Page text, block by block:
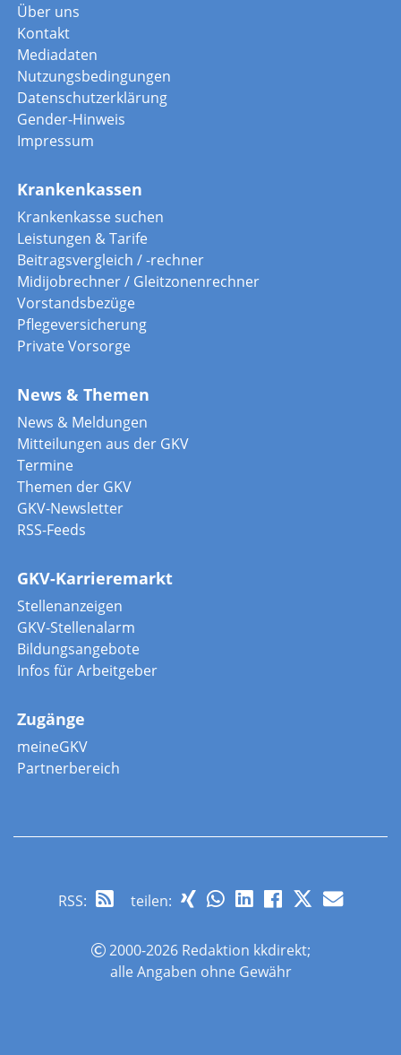
Über uns
Kontakt
Mediadaten
Nutzungsbedingungen
Datenschutzerklärung
Gender-Hinweis
Impressum
Krankenkassen
Krankenkasse suchen
Leistungen & Tarife
Beitragsvergleich / -rechner
Midijobrechner / Gleitzonenrechner
Vorstandsbezüge
Pflegeversicherung
Private Vorsorge
News & Themen
News & Meldungen
Mitteilungen aus der GKV
Termine
Themen der GKV
GKV-Newsletter
RSS-Feeds
GKV-Karrieremarkt
Stellenanzeigen
GKV-Stellenalarm
Bildungsangebote
Infos für Arbeitgeber
Zugänge
meineGKV
Partnerbereich
RSS: teilen:
2000-2026 Redaktion kkdirekt;
alle Angaben ohne Gewähr